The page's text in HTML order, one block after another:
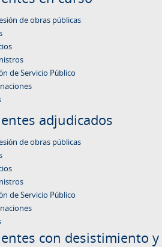
de obras públicas
de Servicio Público
adjudicados
de obras públicas
de Servicio Público
con desistimiento